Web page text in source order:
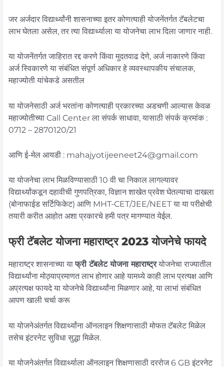
जर अर्जदार विद्यार्थ्यांनी शासनाच्या इतर कोणत्याही योजनेंतर्गत टॅबलेटचा
लाभ घेतला असेल, तर त्या विद्यार्थ्याला या योजनेचा लाभ दिला जाणार नाही.
या योजनेंतर्गत जाहिरात रद्द करणे किंवा मुदतवाढ देणे, अर्ज नाकारणे किंवा
अर्ज स्विकारणे या संबंधित संपूर्ण अधिकार हे व्यवस्थापकीय संचालक,
महाज्योती यांचेकडे असतील
या योजनेसाठी अर्ज भरतांना कोणत्याही प्रकारच्या अडचणी आल्यास केवळ
महाज्योतीच्या Call Center ला संपर्क साधावा, यासाठी संपर्क क्रमांक :
0712 – 2870120/21
आणि ई-मेल आयडी : mahajyotijeeneet24@gmail.com
या योजनेचा लाभ मिळविण्यासाठी 10 वी चा निकाल लागल्यावर
विद्यार्थ्यांकडून दहावीची गुणपत्रिका, विज्ञान शाखेत प्रवेश घेतल्याचा दाखला
(बोनाफाईड सर्टिफिकेट) आणि MHT-CET/JEE/NEET या या परीक्षेची
तयारी करीत आहोत अशा प्रकारचे हमी पत्र मागण्यात येईल.
फ्री टॅबलेट योजना महाराष्ट्र 2023 योजनेचे फायदे
महाराष्ट्र शासनाच्या याफ्री टॅबलेट योजना महाराष्ट्रयोजनेचा राज्यातील
विद्यार्थ्यांना मोठ्याप्रमाणत लाभ होणार आहे यामध्ये काही लाभ प्रत्यक्ष आणि
अप्रत्यक्ष फायदे या योजनेचे विद्यार्थ्यांना मिळणार आहे, या लाभां संबंधित
आपण खाली चर्चा करू
या योजनेअंतर्गत विद्यार्थ्यांना ऑनलाइन शिक्षणासाठी मोफत टॅबलेट मिळेल
तसेच इंटरनेट सुविधा सुद्धा मिळेल.
या योजनेअंतर्गत विद्यार्थ्याला ऑनलाइन शिक्षणासाठी दररोज 6 GB इंटरनेट